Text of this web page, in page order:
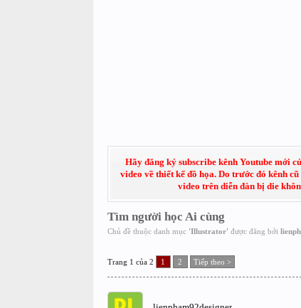
Hãy đăng ký subscribe kênh Youtube mới
video về thiết kế đồ họa. Do trước đó kênh
video trên diễn đàn bị die
Tìm người học Ai cùng
Chủ đề thuộc danh mục 'Illustrator' được đăng bởi
Trang 1 của 2 1 2 Tiếp theo >